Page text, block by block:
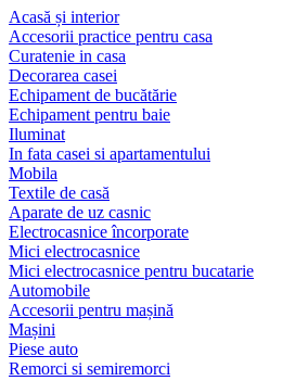
Acasă și interior
Accesorii practice pentru casa
Curatenie in casa
Decorarea casei
Echipament de bucătărie
Echipament pentru baie
Iluminat
In fata casei si apartamentului
Mobila
Textile de casă
Aparate de uz casnic
Electrocasnice încorporate
Mici electrocasnice
Mici electrocasnice pentru bucatarie
Automobile
Accesorii pentru mașină
Mașini
Piese auto
Remorci si semiremorci